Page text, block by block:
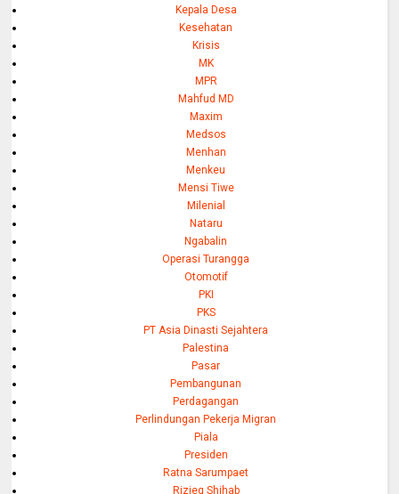
Kepala Desa
Kesehatan
Krisis
MK
MPR
Mahfud MD
Maxim
Medsos
Menhan
Menkeu
Mensi Tiwe
Milenial
Nataru
Ngabalin
Operasi Turangga
Otomotif
PKI
PKS
PT Asia Dinasti Sejahtera
Palestina
Pasar
Pembangunan
Perdagangan
Perlindungan Pekerja Migran
Piala
Presiden
Ratna Sarumpaet
Rizieq Shihab